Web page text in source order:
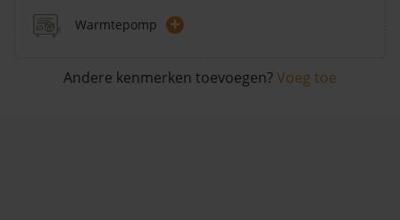
Warmtepomp +
Andere kenmerken toevoegen? Voeg toe